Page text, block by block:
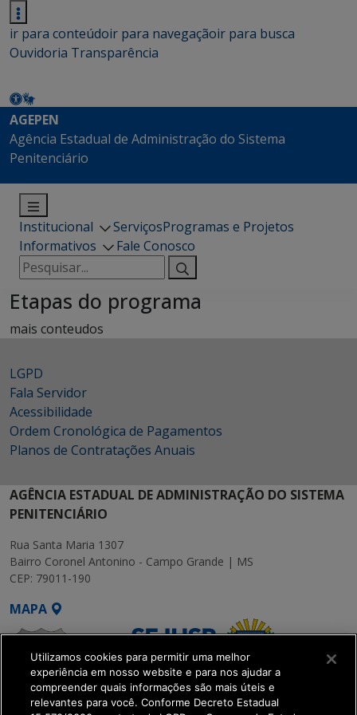
ir para conteúdoir para navegaçãoir para busca
Ouvidoria Transparência
AGEPEN
Agência Estadual de Administração do Sistema
Penitenciário
Institucional ServiçosProgramas e Projetos
Informativos
Fale Conosco
Pesquisar
por:
Etapas do programa
mais conteudos
LGPD
Fala Servidor
Acessibilidade
Ordem Cronológica de Pagamentos
Planos de Contratações Anuais
AGÊNCIA ESTADUAL DE ADMINISTRAÇÃO DO SISTEMA
PENITENCIÁRIO
Rua Santa Maria 1307
Bairro Coronel Antonino - Campo Grande | MS
CEP: 79011-190
MAPA
Utilizamos cookies para permitir uma melhor
experiência em nosso website e para nos ajudar a
compreender quais informações são mais úteis e
relevantes para você. Conforme Decreto Estadual